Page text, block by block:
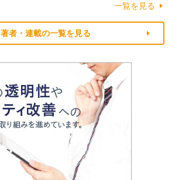
一覧を見る
著者・連載の一覧を見る